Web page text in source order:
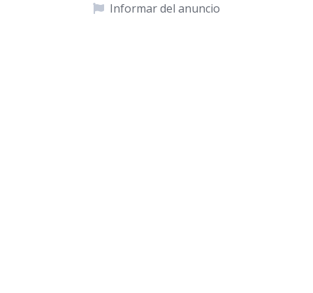
Informar del anuncio